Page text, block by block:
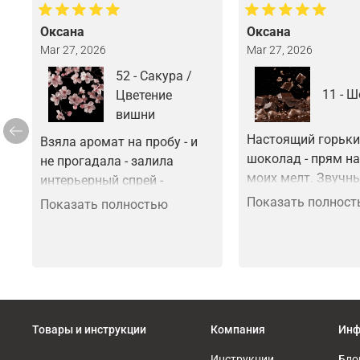
Оксана
Mar 27, 2026
52 - Сакура /
Цветение
вишни
Взяла аромат на пробу - и
не прогадала - залила
интерьерный спрей -
восторг - буду пробовать в
цветочного аромата - а он
приятный. Микс цветов и
Показать полностью
Оксана
Mar 27, 2026
11 -
Настоящий
шоколад - прям
моих мелт.
настоящему
Показать
Товары и инструкции Компания